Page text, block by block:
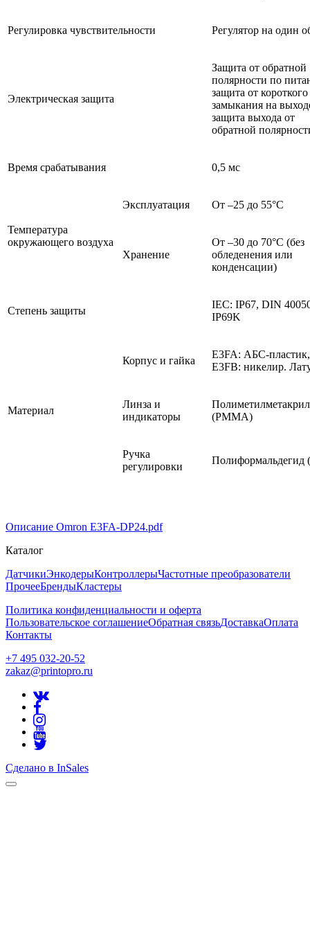
Регулировка чувствительности Регулятор на один
Электрическая защита
Защита от обратной
полярности по
защита от короткого
замыкания на
защита выхода от
обратной
Время срабатывания 0,5 мс
Температура
окружающего воздуха
Эксплуатация От –25 до 55°C
Хранение
От –30 до 70°C (без
обледенения или
конденсации)
Степень защиты
IEC: IP67, DIN
IP69K
Материал
Корпус и гайка
E3FA: АБС-пластик,
E3FB: никелир.
Линза и
индикаторы
(PMMA)
Ручка
регулировки
Полиформальдегид
Описание Omron E3FA-DP24.pdf
Каталог
ДатчикиЭнкодерыКонтроллерыЧастотные преобразователи
ПрочееБрендыКластеры
Политика конфиденциальности и оферта
Пользовательское соглашениеОбратная связьДоставкаОплата
Контакты
+7 495 032-20-52
zakaz@printopro.ru
Сделано в InSales